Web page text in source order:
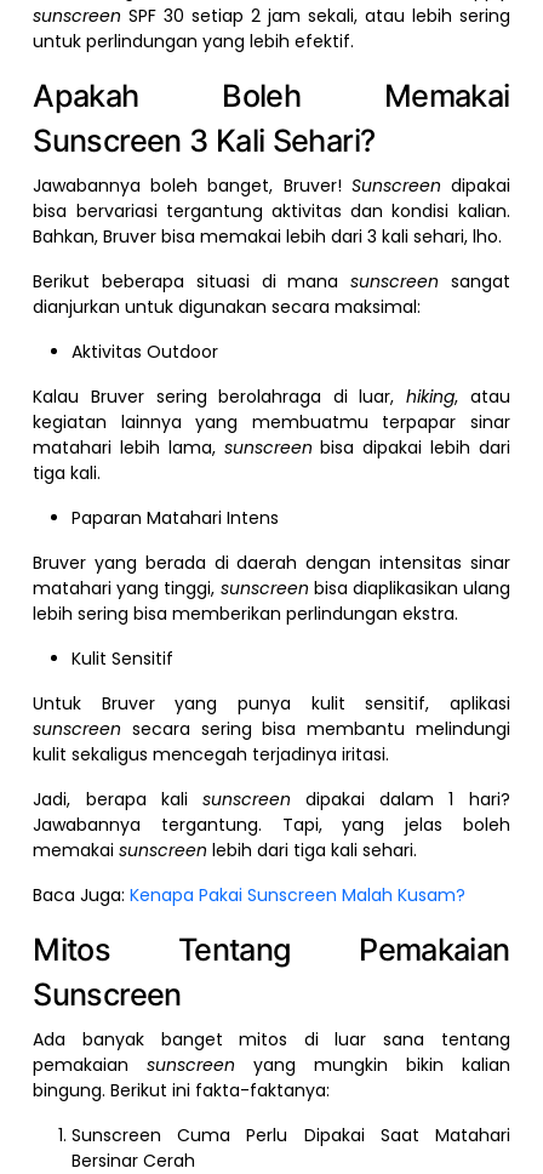
sunscreenSPF 30 setiap 2 jam sekali, atau lebih sering
untuk perlindungan yang lebih efektif.
Apakah Boleh Memakai
Sunscreen 3 Kali Sehari?
Jawabannya boleh banget, Bruver! Sunscreen dipakai
bisa bervariasi tergantung aktivitas dan kondisi kalian.
Bahkan, Bruver bisa memakai lebih dari 3 kali sehari, lho.
Berikut beberapa situasi di mana sunscreen sangat
dianjurkan untuk digunakan secara maksimal:
Aktivitas Outdoor
Kalau Bruver sering berolahraga di luar,hiking, atau
kegiatan lainnya yang membuatmu terpapar sinar
matahari lebih lama, sunscreenbisa dipakai lebih dari
tiga kali.
Paparan Matahari Intens
Bruver yang berada di daerah dengan intensitas sinar
matahari yang tinggi, sunscreen bisa diaplikasikan ulang
lebih sering bisa memberikan perlindungan ekstra.
Kulit Sensitif
Untuk Bruver yang punya kulit sensitif, aplikasi
sunscreensecara sering bisa membantu melindungi
kulit sekaligus mencegah terjadinya iritasi.
Jadi, berapa kali sunscreendipakai dalam 1 hari?
Jawabannya tergantung. Tapi, yang jelas boleh
memakaisunscreenlebih dari tiga kali sehari.
Baca Juga:Kenapa Pakai Sunscreen Malah Kusam?
Mitos Tentang Pemakaian
Sunscreen
Ada banyak banget mitos di luar sana tentang
pemakaiansunscreenyang mungkin bikin kalian
bingung. Berikut ini fakta-faktanya:
Sunscreen Cuma Perlu Dipakai Saat Matahari
Bersinar Cerah